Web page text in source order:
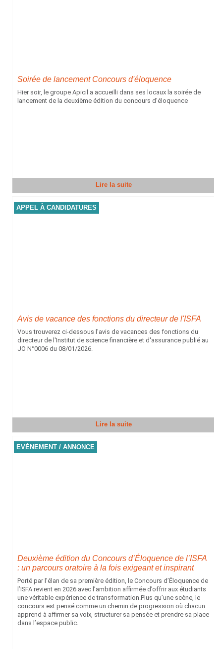
Soirée de lancement Concours d'éloquence
Hier soir, le groupe Apicil a accueilli dans ses locaux la soirée de
lancement de la deuxième édition du concours d'éloquence
Lire la suite
APPEL À CANDIDATURES
Avis de vacance des fonctions du directeur de l'ISFA
Vous trouverez ci-dessous l'avis de vacances des fonctions du
directeur de l'Institut de science financière et d'assurance publié au
JO N°0006 du 08/01/2026.
Lire la suite
EVÈNEMENT / ANNONCE
Deuxième édition du Concours d’Éloquence de l’ISFA
: un parcours oratoire à la fois exigeant et inspirant
Porté par l’élan de sa première édition, le Concours d’Éloquence de
l’ISFA revient en 2026 avec l’ambition affirmée d’offrir aux étudiants
une véritable expérience de transformation.Plus qu’une scène, le
concours est pensé comme un chemin de progression où chacun
apprend à affirmer sa voix, structurer sa pensée et prendre sa place
dans l’espace public.